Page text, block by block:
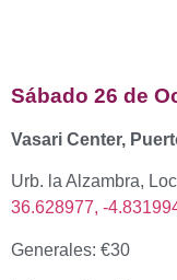
Sábado 26 de
Vasari Center,
Urb. la Alzambra,
36.628977, -
Generales: €30